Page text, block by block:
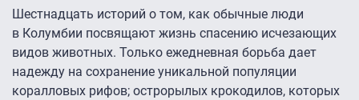
Шестнадцать историй о том, как обычные люди
в Колумбии посвящают жизнь спасению исчезающих
видов животных. Только ежедневная борьба дает
надежду на сохранение уникальной популяции
коралловых рифов; острорылых крокодилов, которых